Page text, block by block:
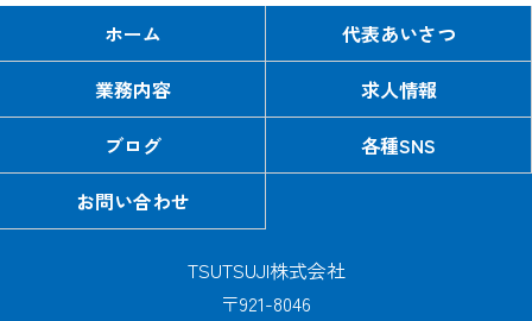
ホーム
代表あいさつ
業務内容
求人情報
ブログ
各種SNS
お問い合わせ
TSUTSUJI株式会社
〒921-8046